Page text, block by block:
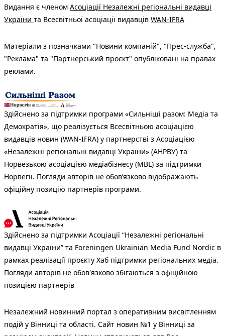
Видання є членом Асоціації Незалежні регіональні видавці
України та Всесвітньої асоціації видавців WAN-IFRA
Матеріали з позначками "Новини компаній", "Прес-служба",
"Реклама" та "Партнерський проєкт" опубліковані на правах
реклами.
Здійснено за підтримки програми «Сильніші разом: Медіа та
Демократія», що реалізується Всесвітньою асоціацією
видавців новин (WAN-IFRA) у партнерстві з Асоціацією
«Незалежні регіональні видавці України» (АНРВУ) та
Норвезькою асоціацією медіабізнесу (MBL) за підтримки
Норвегії. Погляди авторів не обов’язково відображають
офіційну позицію партнерів програми.
Здійснено за підтримки Асоціації “Незалежні регіональні
видавці України” та Foreningen Ukrainian Media Fund Nordic в
рамках реалізації проєкту Хаб підтримки регіональних медіа.
Погляди авторів не обов'язково збігаються з офіційною
позицією партнерів
Незалежний новинний портал з оперативним висвітленням
подій у Вінниці та області. Сайт новин №1 у Вінниці за